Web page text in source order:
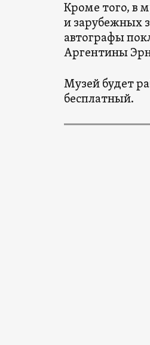
Кроме того, в
и зарубежных
автографы
Аргентины
Музей будет
бесплатный.